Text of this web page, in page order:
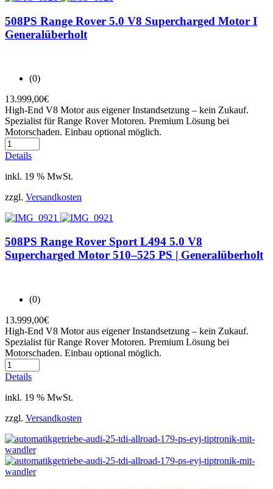
508PS Range Rover 5.0 V8 Supercharged Motor I
Generalüberholt
(0)
13.999,00€
High-End V8 Motor aus eigener Instandsetzung – kein Zukauf.
Spezialist für Range Rover Motoren. Premium Lösung bei
Motorschaden. Einbau optional möglich.
Details
inkl. 19 % MwSt.
zzgl. Versandkosten
508PS Range Rover Sport L494 5.0 V8
Supercharged Motor 510–525 PS | Generalüberholt
(0)
13.999,00€
High-End V8 Motor aus eigener Instandsetzung – kein Zukauf.
Spezialist für Range Rover Motoren. Premium Lösung bei
Motorschaden. Einbau optional möglich.
Details
inkl. 19 % MwSt.
zzgl. Versandkosten